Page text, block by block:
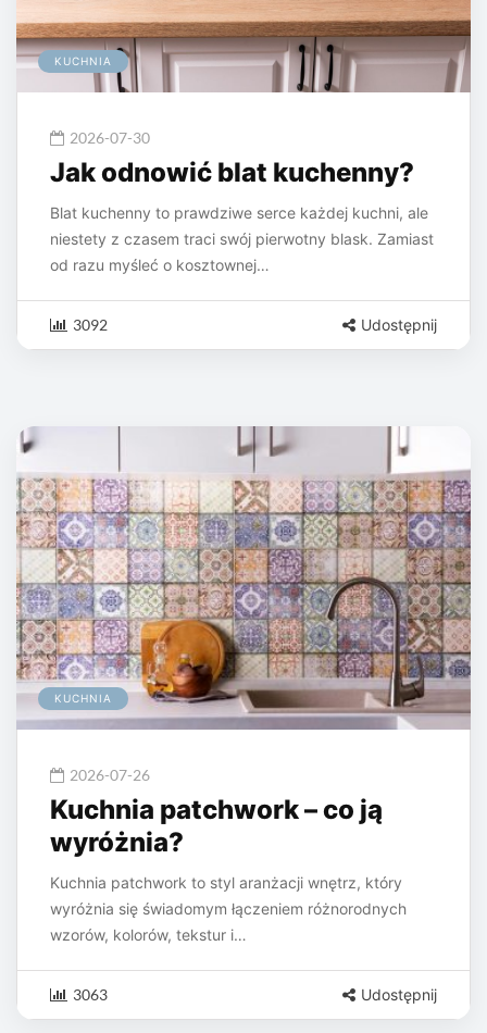
KUCHNIA
2026-07-30
Jak odnowić blat kuchenny?
Blat kuchenny to prawdziwe serce każdej kuchni, ale
niestety z czasem traci swój pierwotny blask. Zamiast
od razu myśleć o kosztownej…
3092 Udostępnij
KUCHNIA
2026-07-26
Kuchnia patchwork – co ją
wyróżnia?
Kuchnia patchwork to styl aranżacji wnętrz, który
wyróżnia się świadomym łączeniem różnorodnych
wzorów, kolorów, tekstur i…
3063 Udostępnij